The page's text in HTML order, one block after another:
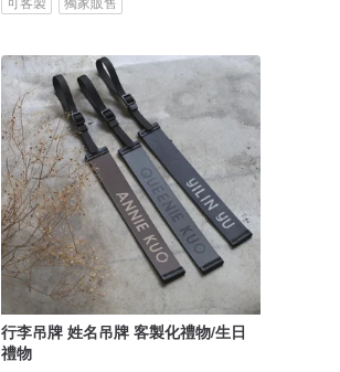
行李吊牌 姓名吊牌 客製化禮物/生日
禮物